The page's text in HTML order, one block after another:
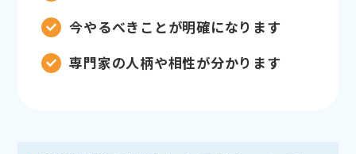
今やるべきことが明確になります
専門家の人柄や相性が分かります